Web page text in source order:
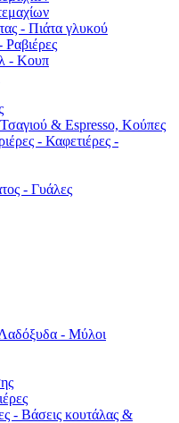
- Πιάτα γλυκού
- Κουπ
& Espresso, Κούπες
- Καφετιέρες -
- Γυάλες
- Μύλοι
- Βάσεις κουτάλας &